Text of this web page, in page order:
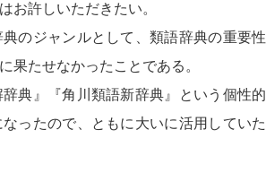
お許しいただきたい。
のジャンルとして、類語辞典の重要性
果たせなかったことである。
典』『角川類語新辞典』という個性的
ったので、ともに大いに活用していた